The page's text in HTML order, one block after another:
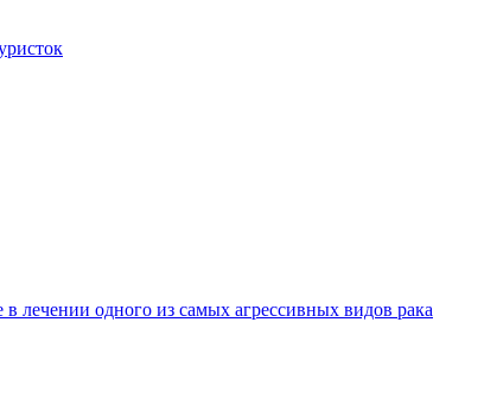
лечении одного из самых агрессивных видов рака